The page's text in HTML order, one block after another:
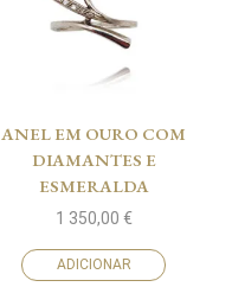
ANEL EM OURO COM
DIAMANTES E
ESMERALDA
1 350,00 €
ADICIONAR